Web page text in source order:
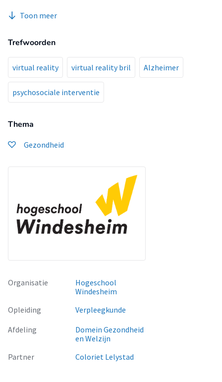
de meeste cliënten een positief effect ervaren bestaand uit
gedragssymptomen zoals apathie, symptomen van
depressie, verminderen van angst en agitatie. De conclusie
uit dit onderzoek is dat de VR bril zeker de potentie heeft om
ingezet te worden als niet farmacologische interventie als
het gaat om het behandelen van probleemgedrag bij
cliënten met matige tot gevorderde Alzheimer.
Toon meer
Trefwoorden
virtual reality virtual reality bril Alzheimer
psychosociale interventie
Thema
Gezondheid
Organisatie
Hogeschool
Windesheim
Opleiding
Verpleegkunde
Afdeling
Domein Gezondheid
en Welzijn
Partner
Coloriet Lelystad